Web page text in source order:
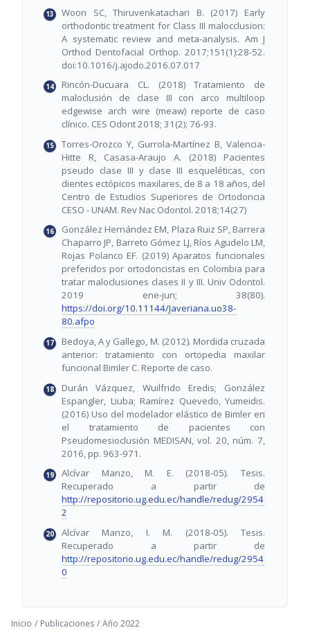
Woon SC, Thiruvenkatachari B. (2017) Early
orthodontic treatment for Class III malocclusion:
A systematic review and meta-analysis. Am J
Orthod Dentofacial Orthop. 2017;151(1):28-52.
doi:10.1016/j.ajodo.2016.07.017
Rincón-Ducuara CL. (2018) Tratamiento de
maloclusión de clase III con arco multiloop
edgewise arch wire (meaw) reporte de caso
clínico. CES Odont 2018; 31(2): 76-93.
Torres-Orozco Y, Gurrola-Martínez B, Valencia-
Hitte R, Casasa-Araujo A. (2018) Pacientes
pseudo clase III y clase III esqueléticas, con
dientes ectópicos maxilares, de 8 a 18 años, del
Centro de Estudios Superiores de Ortodoncia
CESO - UNAM. Rev Nac Odontol. 2018;14(27)
González Hernández EM, Plaza Ruiz SP, Barrera
Chaparro JP, Barreto Gómez LJ, Ríos Agudelo LM,
Rojas Polanco EF. (2019) Aparatos funcionales
preferidos por ortodoncistas en Colombia para
tratar maloclusiones clases II y III. Univ Odontol.
2019 ene-jun; 38(80).
https://doi.org/10.11144/Javeriana.uo38-
80.afpo
Bedoya, A y Gallego, M. (2012). Mordida cruzada
anterior: tratamiento con ortopedia maxilar
funcional Bimler C. Reporte de caso.
Durán Vázquez, Wuilfrido Eredis; González
Espangler, Liuba; Ramírez Quevedo, Yumeidis.
(2016) Uso del modelador elástico de Bimler en
el tratamiento de pacientes con
Pseudomesioclusión MEDISAN, vol. 20, núm. 7,
2016, pp. 963-971.
Alcívar Manzo, M. E. (2018-05). Tesis.
Recuperado a partir de
http://repositorio.ug.edu.ec/handle/redug/2954
2
Alcívar Manzo, I. M. (2018-05). Tesis.
Recuperado a partir de
http://repositorio.ug.edu.ec/handle/redug/2954
0
Inicio / Publicaciones / Año 2022